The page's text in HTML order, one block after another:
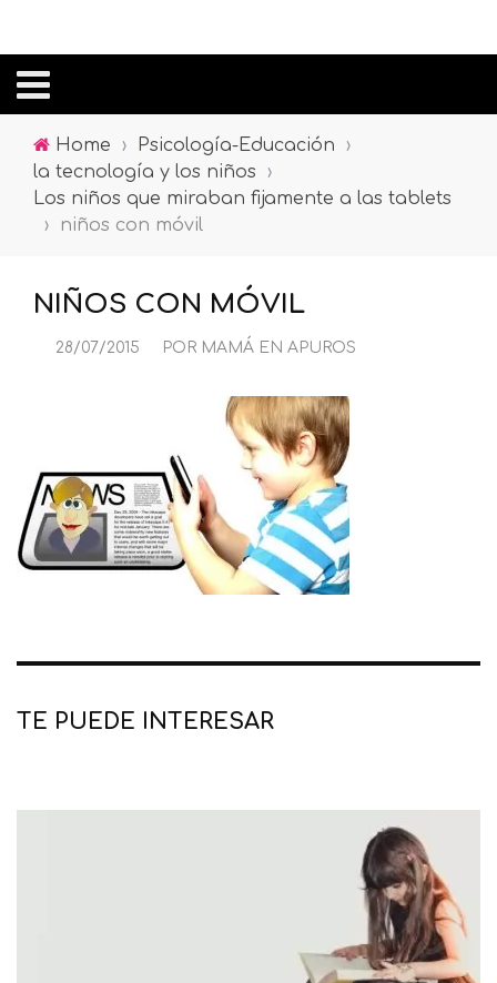
Home › Psicología-Educación
›
la tecnología y los niños
›
Los niños que miraban fijamente a las tablets
›
niños con móvil
NIÑOS CON MÓVIL
28/07/2015 POR MAMÁ EN APUROS
TE PUEDE INTERESAR